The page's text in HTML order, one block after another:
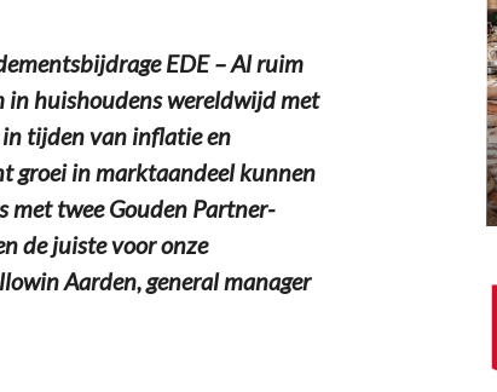
EDE – Al ruim
huishoudens wereldwijd met
tijden van inflatie en
groei in marktaandeel kunnen
met twee Gouden Partner-
de juiste voor onze
Aarden, general manager